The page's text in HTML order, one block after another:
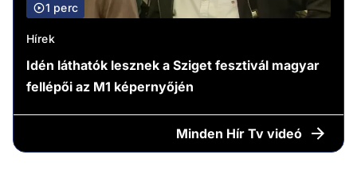
1 perc
Hírek
Idén láthatók lesznek a Sziget fesztivál magyar
fellépői az M1 képernyőjén
Minden Hír Tv videó